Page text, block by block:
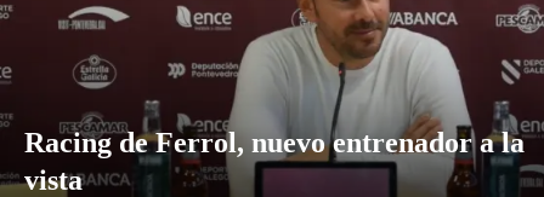
Racing de Ferrol, nuevo entrenador a la
vista